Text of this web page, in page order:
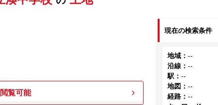
覧可能
現在の検索条件
地域 ：--
沿線 ：--
駅 ：--
地図 ：--
経路 ：--